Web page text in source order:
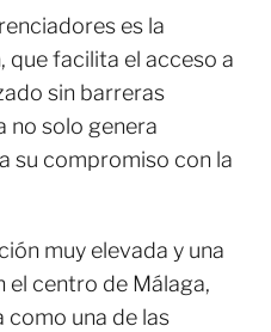
es la
, que facilita el acceso a
sin barreras
no solo genera
su compromiso con la
muy elevada y una
el centro de Málaga,
como una de las